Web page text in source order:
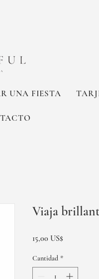
UNA FIESTA
Viaja
15,00 US$
Cantidad *